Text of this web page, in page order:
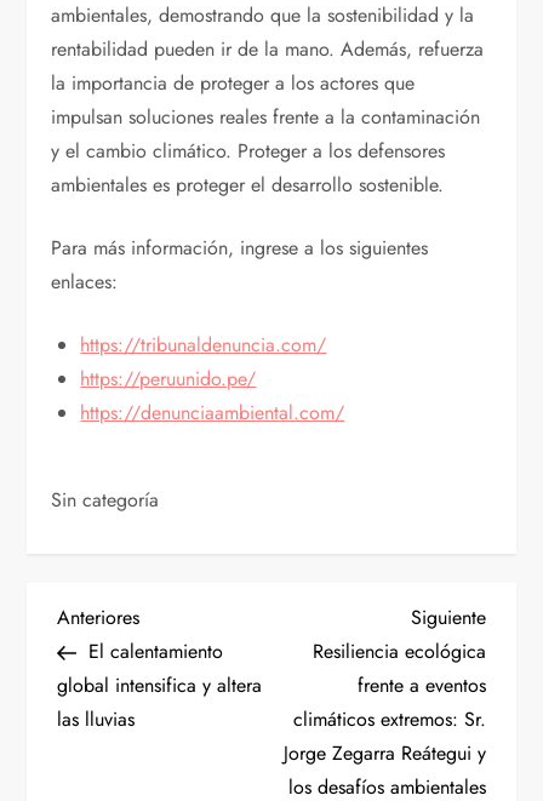
ambientales, demostrando que la sostenibilidad y la
rentabilidad pueden ir de la mano. Además, refuerza
la importancia de proteger a los actores que
impulsan soluciones reales frente a la contaminación
y el cambio climático. Proteger a los defensores
ambientales es proteger el desarrollo sostenible.
Para más información, ingrese a los siguientes
enlaces:
https://tribunaldenuncia.com/
https://peruunido.pe/
https://denunciaambiental.com/
Sin categoría
N
a
v
Entrada
anterior
Anteriores
El calentamiento
global intensifica y altera
las lluvias
Siguiente
Resiliencia ecológica
frente a eventos
climáticos extremos: Sr.
Jorge Zegarra Reátegui y
los desafíos ambientales